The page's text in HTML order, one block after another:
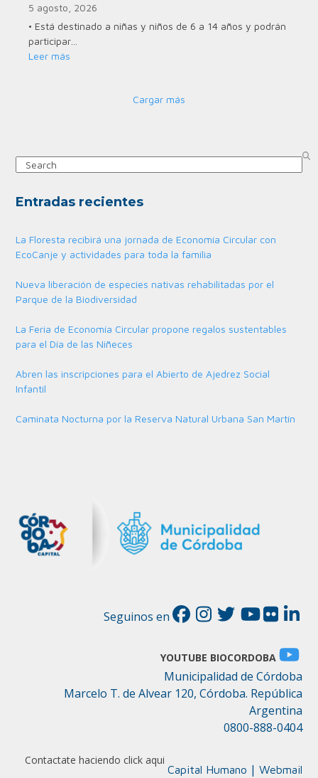
5 agosto, 2026
• Está destinado a niñas y niños de 6 a 14 años y podrán
participar…
Leer más
Cargar más
Search
Entradas recientes
La Floresta recibirá una jornada de Economía Circular con
EcoCanje y actividades para toda la familia
Nueva liberación de especies nativas rehabilitadas por el
Parque de la Biodiversidad
La Feria de Economía Circular propone regalos sustentables
para el Día de las Niñeces
Abren las inscripciones para el Abierto de Ajedrez Social
Infantil
Caminata Nocturna por la Reserva Natural Urbana San Martín
Contactate haciendo click aqui
Seguinos en
YOUTUBE BIOCORDOBA
Municipalidad de Córdoba
Marcelo T. de Alvear 120, Córdoba. República
Argentina
0800-888-0404
Capital Humano | Webmail